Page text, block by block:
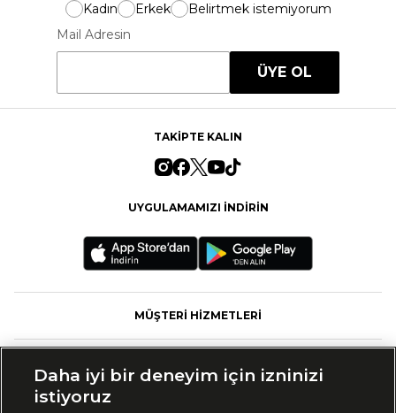
Kadın Erkek
Belirtmek istemiyorum
Mail Adresin
ÜYE OL
TAKİPTE KALIN
UYGULAMAMIZI İNDİRİN
MÜŞTERİ HİZMETLERİ
Daha iyi bir deneyim için izninizi
istiyoruz